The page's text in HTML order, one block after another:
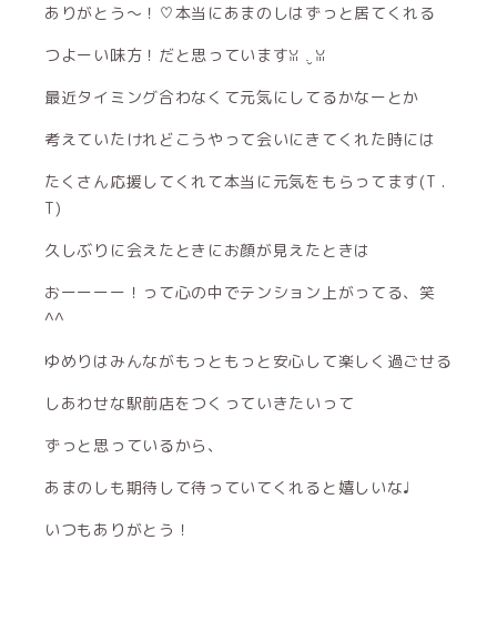
ありがとう〜！♡本当にあまのしはずっと居てくれる
つよーい味方！だと思っていますꈍ .̮ ꈍ
最近タイミング合わなくて元気にしてるかなーとか
考えていたけれどこうやって会いにきてくれた時には
たくさん応援してくれて本当に元気をもらってます(T .
T)
久しぶりに会えたときにお顔が見えたときは
おーーーー！って心の中でテンション上がってる、笑
^^
ゆめりはみんながもっともっと安心して楽しく過ごせる
しあわせな駅前店をつくっていきたいって
ずっと思っているから、
あまのしも期待して待っていてくれると嬉しいな♩
いつもありがとう！